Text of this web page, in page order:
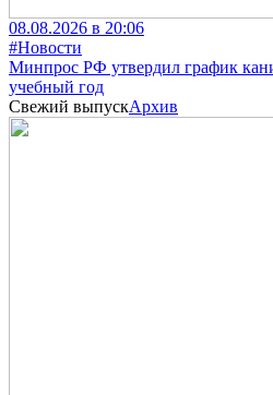
08.08.2026 в 20:06
#Новости
Минпрос РФ утвердил график
учебный год
Свежий выпускАрхив